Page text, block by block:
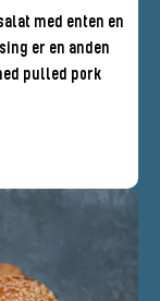
med enten en
er en anden
pulled pork